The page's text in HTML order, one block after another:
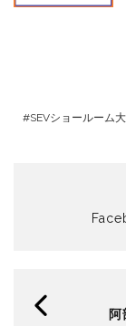
SEVショールーム